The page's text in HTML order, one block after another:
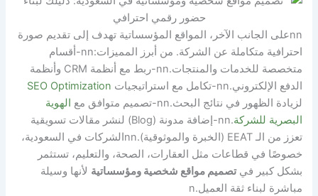
nnعلى الجانب الآخر، المواقع المؤسساتية تهدف إلى تقديم صورة
احترافية متكاملة عن الشركة. من أبرز المميزات:nn-أقسام
متخصصة للخدمات والمنتجات.nn
-ربط مع أنظمة CRM وأنظمة
الدفع الإلكتروني.nn-تكامل مع استراتيجيات SEO Optimization
لزيادة الظهور في نتائج البحث.nn-تصميم متوافق مع الهوية
البصرية للشركة.
nn
-إضافة مدونة (Blog) لنشر مقالات تسويقية
تعزز من الـ EEAT (الخبرة والموثوقية).
nn الشركات في السعودية،
خصوصًا في قطاعات مثل العقارات، الصحة، والتعليم، تستثمر
بشكل كبير فيتصميم مواقع شخصية ومؤسساتية لأنها وسيلة
مباشرة لبناء ثقة العميل.n